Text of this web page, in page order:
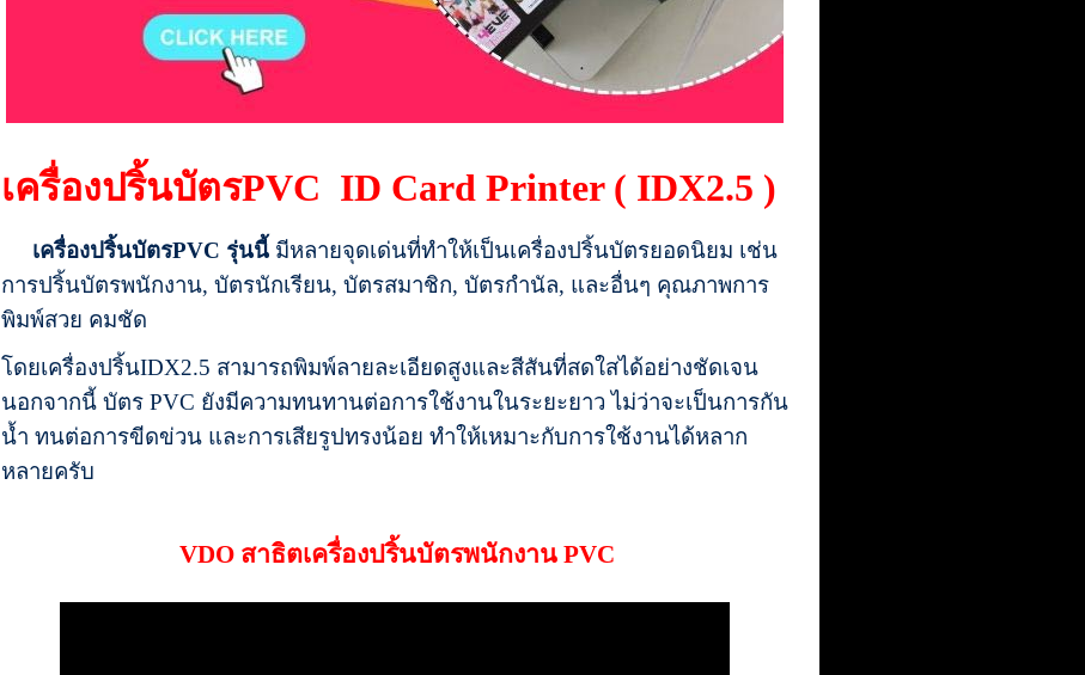
เครื่องปริ้นบัตรPVC ID Card Printer ( IDX2.5 )
เครื่องปริ้นบัตรPVC รุ่นนี้มีหลายจุดเด่นที่ทำให้เป็นเครื่องปริ้นบัตรยอดนิยม เช่น
การปริ้นบัตรพนักงาน, บัตรนักเรียน, บัตรสมาชิก, บัตรกำนัล, และอื่นๆ คุณภาพการ
พิมพ์สวย คมชัด
โดยเครื่องปริ้นIDX2.5 สามารถพิมพ์ลายละเอียดสูงและสีสันที่สดใสได้อย่างชัดเจน
นอกจากนี้ บัตร PVC ยังมีความทนทานต่อการใช้งานในระยะยาว ไม่ว่าจะเป็นการกัน
น้ำ ทนต่อการขีดข่วน และการเสียรูปทรงน้อย ทำให้เหมาะกับการใช้งานได้หลาก
หลายครับ
VDO สาธิตเครื่องปริ้นบัตรพนักงาน PVC